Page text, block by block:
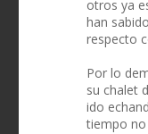
otros ya
han
respecto
Por lo
su chalet
ido
tiempo no